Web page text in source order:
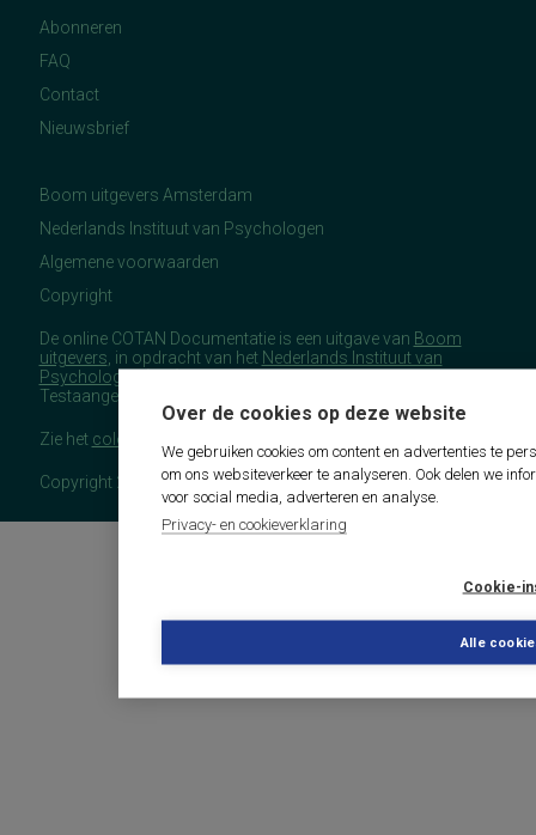
Over de cookies op deze website
We gebruiken cookies om content en advertenties te
om ons websiteverkeer te analyseren. Ook delen we
voor social media, adverteren en analyse.
Privacy- en cookieverklaring
Cookie-
Alle
Abonneren
FAQ
Contact
Nieuwsbrief
Boom uitgevers Amsterdam
Nederlands Instituut van Psychologen
Algemene voorwaarden
Copyright
De online COTAN Documentatie is een uitgave van Boom
uitgevers , in opdracht van het Nederlands Instituut van
Psychologen(NIP), namens de Commissie
Testaangelegenheden Nederland (COTAN).
Zie het colofon
Copyright 2026 - COTAN Documentatie